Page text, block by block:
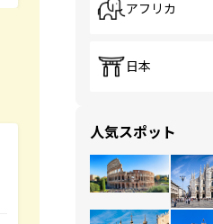
アフリカ
日本
人気スポット